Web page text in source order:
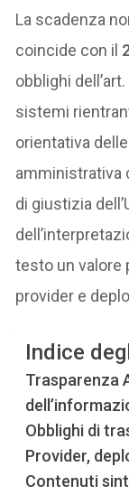
La scadenza
coincide con il
obblighi
sistemi
orientativa
amministrativa
di giustizia
testo un valore
provider e
Indice
Trasparenza
Obblighi di
Provider,
Contenuti